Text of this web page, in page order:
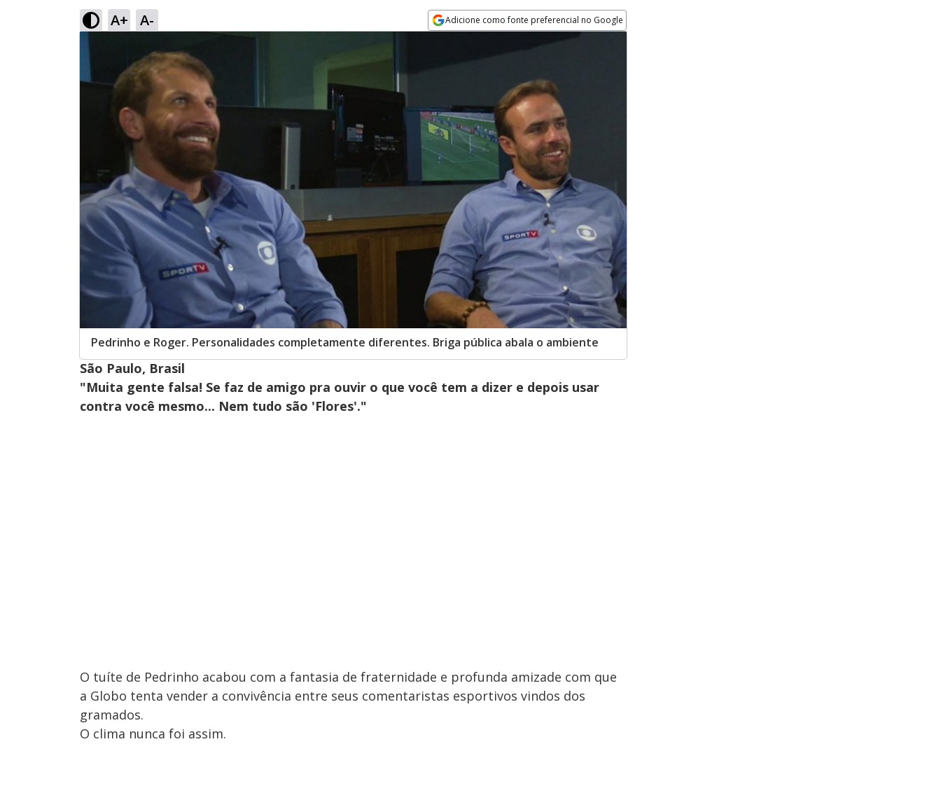
A+ A- Adicione como fonte preferencial no Google
Pedrinho e Roger. Personalidades completamente diferentes. Briga pública abala o ambiente
São Paulo, Brasil
"Muita gente falsa! Se faz de amigo pra ouvir o que você tem a dizer e depois usar
contra você mesmo... Nem tudo são 'Flores'."
O tuíte de Pedrinho acabou com a fantasia de fraternidade e profunda amizade com que
a Globo tenta vender a convivência entre seus comentaristas esportivos vindos dos
gramados.
O clima nunca foi assim.